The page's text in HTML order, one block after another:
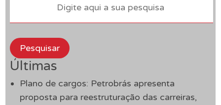
Pesquisar
Últimas
Plano de cargos: Petrobrás apresenta
proposta para reestruturação das carreiras,